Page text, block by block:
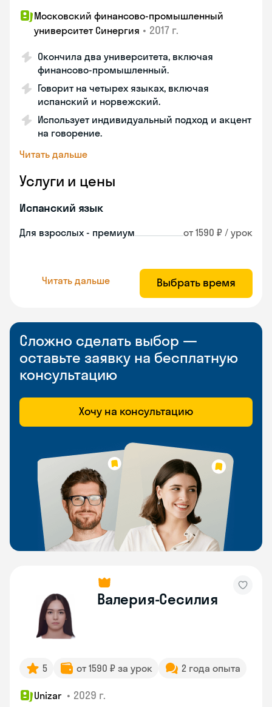
Московский финансово-промышленный
университет Синергия • 2017 г.
Окончила два университета, включая
финансово-промышленный.
Говорит на четырех языках, включая
испанский и норвежский.
Использует индивидуальный подход и акцент
на говорение.
Читать дальше
Услуги и цены
Испанский язык
Для взрослых - премиум от 1590 ₽ / урок
Читать дальше Выбрать время
Сложно сделать выбор —
оставьте заявку на бесплатную
консультацию
Хочу на консультацию
Валерия-Сесилия
5 от 1590 ₽ за урок 2 года опыта
Unizar • 2029 г.